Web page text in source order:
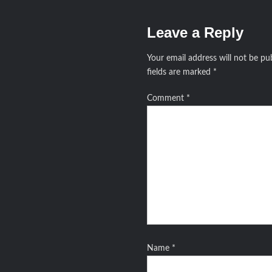
Leave a Reply
Your email address will not be
fields are marked *
Comment *
Name *